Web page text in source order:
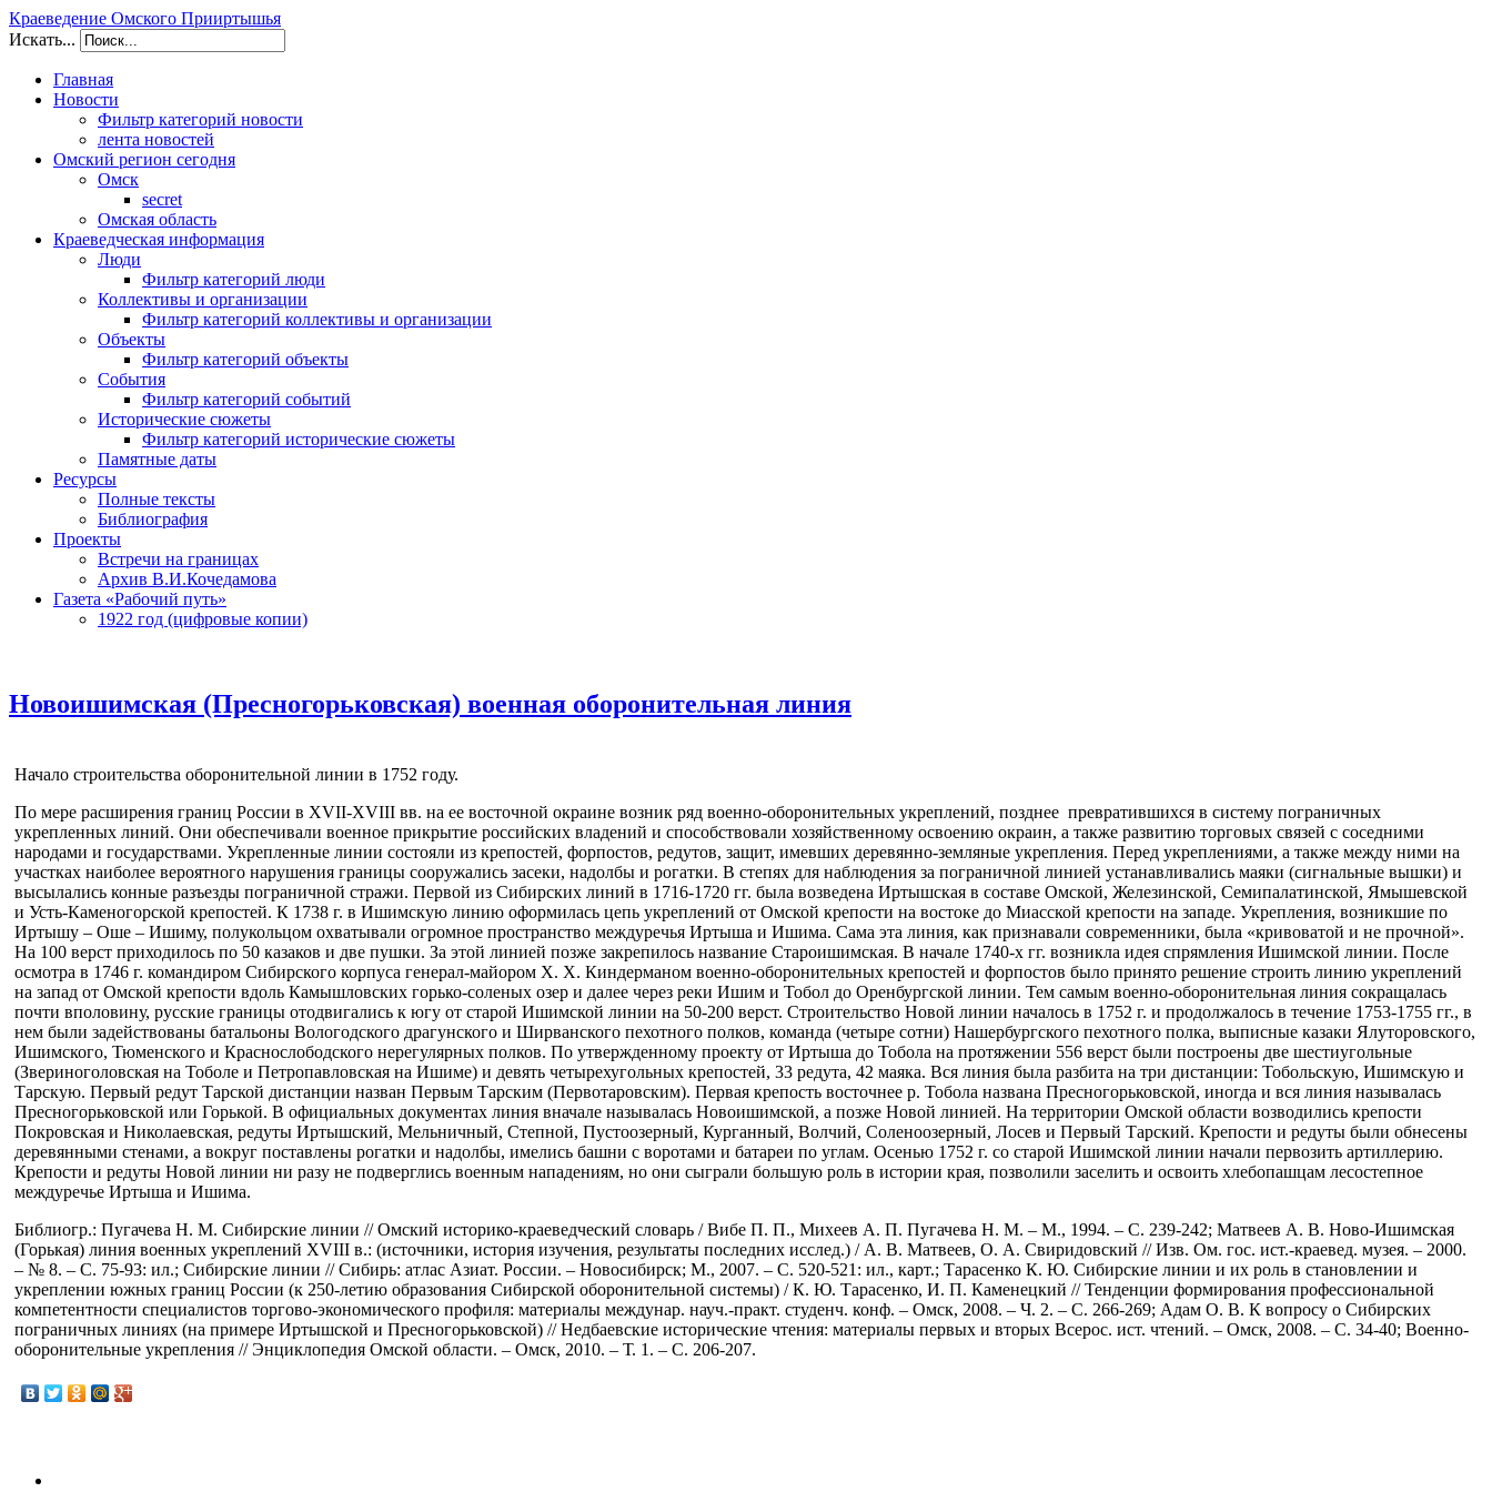
Краеведение Омского Прииртышья
Искать...
Главная
Новости
Фильтр категорий новости
лента новостей
Омский регион сегодня
Омск
secret
Омская область
Краеведческая информация
Люди
Фильтр категорий люди
Коллективы и организации
Фильтр категорий коллективы и организации
Объекты
Фильтр категорий объекты
События
Фильтр категорий событий
Исторические сюжеты
Фильтр категорий исторические сюжеты
Памятные даты
Ресурсы
Полные тексты
Библиография
Проекты
Встречи на границах
Архив В.И.Кочедамова
Газета «Рабочий путь»
1922 год (цифровые копии)
Новоишимская (Пресногорьковская) военная оборонительная линия
Начало строительства оборонительной линии в 1752 году.
По мере расширения границ России в XVII-XVIII вв. на ее восточной окраине возник ряд военно-оборонительных укреплений, позднее превратившихся в систему пограничных
укрепленных линий. Они обеспечивали военное прикрытие российских владений и способствовали хозяйственному освоению окраин, а также развитию торговых связей с соседними
народами и государствами. Укрепленные линии состояли из крепостей, форпостов, редутов, защит, имевших деревянно-земляные укрепления. Перед укреплениями, а также между ними на
участках наиболее вероятного нарушения границы сооружались засеки, надолбы и рогатки. В степях для наблюдения за пограничной линией устанавливались маяки (сигнальные вышки) и
высылались конные разъезды пограничной стражи. Первой из Сибирских линий в 1716-1720 гг. была возведена Иртышская в составе Омской, Железинской, Семипалатинской, Ямышевской
и Усть-Каменогорской крепостей. К 1738 г. в Ишимскую линию оформилась цепь укреплений от Омской крепости на востоке до Миасской крепости на западе. Укрепления, возникшие по
Иртышу – Оше – Ишиму, полукольцом охватывали огромное пространство междуречья Иртыша и Ишима. Сама эта линия, как признавали современники, была «кривоватой и не прочной».
На 100 верст приходилось по 50 казаков и две пушки. За этой линией позже закрепилось название Староишимская. В начале 1740-х гг. возникла идея спрямления Ишимской линии. После
осмотра в 1746 г. командиром Сибирского корпуса генерал-майором Х. Х. Киндерманом военно-оборонительных крепостей и форпостов было принято решение строить линию укреплений
на запад от Омской крепости вдоль Камышловских горько-соленых озер и далее через реки Ишим и Тобол до Оренбургской линии. Тем самым военно-оборонительная линия сокращалась
почти вполовину, русские границы отодвигались к югу от старой Ишимской линии на 50-200 верст. Строительство Новой линии началось в 1752 г. и продолжалось в течение 1753-1755 гг., в
нем были задействованы батальоны Вологодского драгунского и Ширванского пехотного полков, команда (четыре сотни) Нашербургского пехотного полка, выписные казаки Ялуторовского,
Ишимского, Тюменского и Краснослободского нерегулярных полков. По утвержденному проекту от Иртыша до Тобола на протяжении 556 верст были построены две шестиугольные
(Звериноголовская на Тоболе и Петропавловская на Ишиме) и девять четырехугольных крепостей, 33 редута, 42 маяка. Вся линия была разбита на три дистанции: Тобольскую, Ишимскую и
Тарскую. Первый редут Тарской дистанции назван Первым Тарским (Первотаровским). Первая крепость восточнее р. Тобола названа Пресногорьковской, иногда и вся линия называлась
Пресногорьковской или Горькой. В официальных документах линия вначале называлась Новоишимской, а позже Новой линией. На территории Омской области возводились крепости
Покровская и Николаевская, редуты Иртышский, Мельничный, Степной, Пустоозерный, Курганный, Волчий, Соленоозерный, Лосев и Первый Тарский. Крепости и редуты были обнесены
деревянными стенами, а вокруг поставлены рогатки и надолбы, имелись башни с воротами и батареи по углам. Осенью 1752 г. со старой Ишимской линии начали первозить артиллерию.
Крепости и редуты Новой линии ни разу не подверглись военным нападениям, но они сыграли большую роль в истории края, позволили заселить и освоить хлебопашцам лесостепное
междуречье Иртыша и Ишима.
Библиогр.: Пугачева Н. М. Сибирские линии // Омский историко-краеведческий словарь / Вибе П. П., Михеев А. П. Пугачева Н. М. – М., 1994. – С. 239-242; Матвеев А. В. Ново-Ишимская
(Горькая) линия военных укреплений XVIII в.: (источники, история изучения, результаты последних исслед.) / А. В. Матвеев, О. А. Свиридовский // Изв. Ом. гос. ист.-краевед. музея. – 2000.
– № 8. – С. 75-93: ил.; Сибирские линии // Сибирь: атлас Азиат. России. – Новосибирск; М., 2007. – С. 520-521: ил., карт.; Тарасенко К. Ю. Сибирские линии и их роль в становлении и
укреплении южных границ России (к 250-летию образования Сибирской оборонительной системы) / К. Ю. Тарасенко, И. П. Каменецкий // Тенденции формирования профессиональной
компетентности специалистов торгово-экономического профиля: материалы междунар. науч.-практ. студенч. конф. – Омск, 2008. – Ч. 2. – С. 266-269; Адам О. В. К вопросу о Сибирских
пограничных линиях (на примере Иртышской и Пресногорьковской) // Недбаевские исторические чтения: материалы первых и вторых Всерос. ист. чтений. – Омск, 2008. – С. 34-40; Военно-
оборонительные укрепления // Энциклопедия Омской области. – Омск, 2010. – Т. 1. – С. 206-207.